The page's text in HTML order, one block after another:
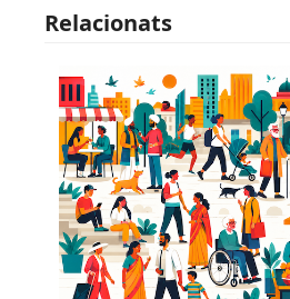
Relacionats